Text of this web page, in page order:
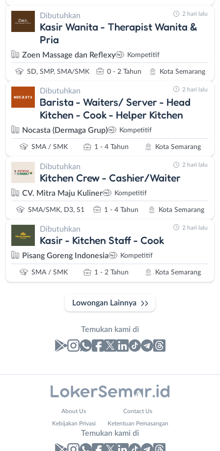
Dibutuhkan
Kasir Wanita - Therapist Wanita &
Pria
Zoen Massage dan Reflexy Kompetitif
SD, SMP, SMA/SMK 0 - 2 Tahun Kota Semarang
2 hari lalu
Dibutuhkan
Barista - Waiters/ Server - Head
Kitchen - Cook - Helper Kitchen
Nocasta (Dermaga Grup) Kompetitif
SMA / SMK 1 - 4 Tahun Kota Semarang
2 hari lalu
Dibutuhkan
Kitchen Crew - Cashier/Waiter
CV. Mitra Maju Kuliner Kompetitif
SMA/SMK, D3, S1 1 - 4 Tahun Kota Semarang
2 hari lalu
Dibutuhkan
Kasir - Kitchen Staff - Cook
Pisang Goreng Indonesia Kompetitif
SMA / SMK 1 - 2 Tahun Kota Semarang
2 hari lalu
Lowongan Lainnya
Temukan kami di
About Us Contact Us
Kebijakan Privasi Ketentuan Pemasangan
Temukan kami di